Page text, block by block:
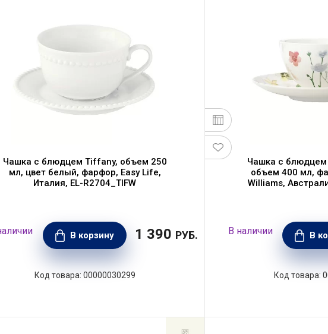
Чашка с блюдцем Tiffany, объем 250
мл, цвет белый, фарфор, Easy Life,
Италия, EL-R2704_TIFW
В корзину 1 390 РУБ.
00000030299
Чашка с
объем 400 мл,
Williams,
В